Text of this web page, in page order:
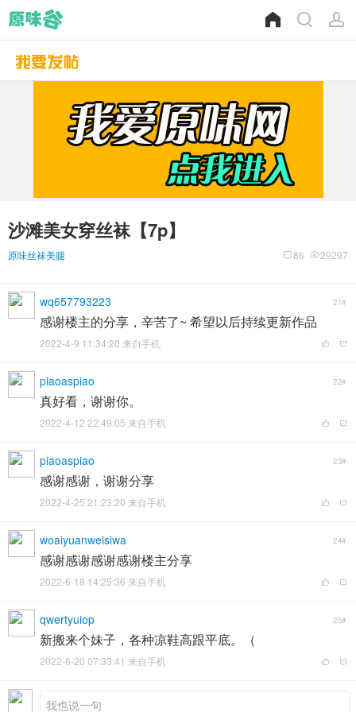
沙滩美女穿丝袜【7p】
原味丝袜美腿 29297
86
wq657793223 21#
感谢楼主的分享，辛苦了~ 希望以后持续更新作品
2022-4-9 11:34:20 来自手机
piaoaspiao 22#
真好看，谢谢你。
2022-4-12 22:49:05 来自手机
piaoaspiao 23#
感谢感谢，谢谢分享
2022-4-25 21:23:20 来自手机
woaiyuanweisiwa 24#
感谢感谢感谢感谢楼主分享
2022-6-18 14:25:36 来自手机
qwertyuiop 25#
新搬来个妹子，各种凉鞋高跟平底。（
2022-6-20 07:33:41 来自手机